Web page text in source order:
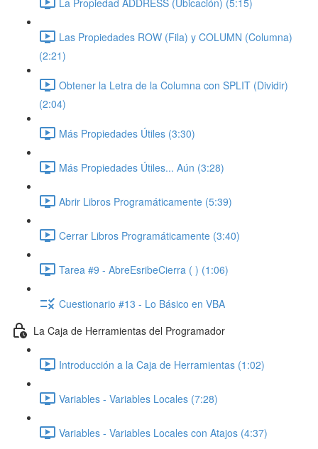
Las Propiedades ROW (Fila) y COLUMN (Columna)
(2:21)
Obtener la Letra de la Columna con SPLIT (Dividir)
(2:04)
Más Propiedades Útiles (3:30)
Más Propiedades Útiles... Aún (3:28)
Abrir Libros Programáticamente (5:39)
Cerrar Libros Programáticamente (3:40)
Tarea #9 - AbreEsribeCierra ( ) (1:06)
Cuestionario #13 - Lo Básico en VBA
La Caja de Herramientas del Programador
Introducción a la Caja de Herramientas (1:02)
Variables - Variables Locales (7:28)
Variables - Variables Locales con Atajos (4:37)